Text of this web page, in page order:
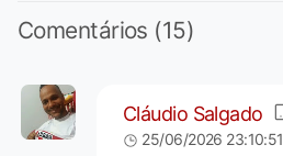
Comentários (15)
Cláudio Salgado
25/06/2026 23:10:51